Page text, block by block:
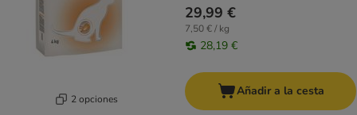
2 opciones
29,99 €
7,50 € / kg
28,19 €
Añadir a la cesta